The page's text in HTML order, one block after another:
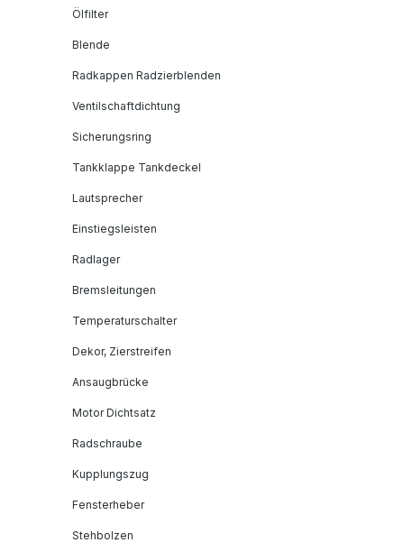
Ölfilter
Blende
Radkappen Radzierblenden
Ventilschaftdichtung
Sicherungsring
Tankklappe Tankdeckel
Lautsprecher
Einstiegsleisten
Radlager
Bremsleitungen
Temperaturschalter
Dekor, Zierstreifen
Ansaugbrücke
Motor Dichtsatz
Radschraube
Kupplungszug
Fensterheber
Stehbolzen